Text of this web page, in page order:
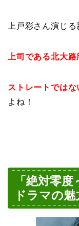
上戸彩さん演じる
上司である北大
ストレートでは
よね！
「絶対零
ドラマの魅